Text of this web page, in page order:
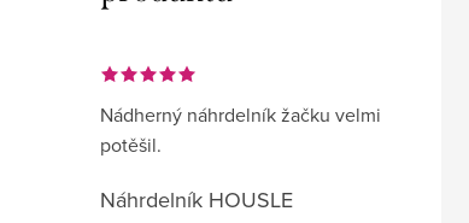
Nádherný náhrdelník žačku velmi
potěšil.
Náhrdelník HOUSLE